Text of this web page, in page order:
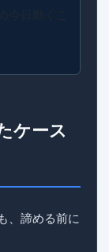
ケース
、諦める前に